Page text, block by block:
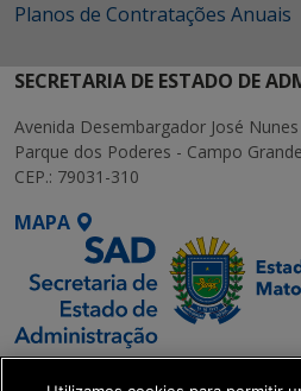
Planos de Contratações Anuais
SECRETARIA DE ESTADO DE
Avenida Desembargador José
Parque dos Poderes - Campo
CEP.: 79031-310
MAPA